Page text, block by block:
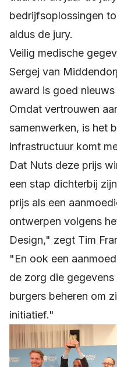
bedrijfsoplossingen
aldus de jury.
Veilig medische
Sergej van
award is goed
Omdat vertrouwen
samenwerken, is het
infrastructuur komt
Dat Nuts deze prijs
een stap dichterbij
prijs als een
ontwerpen volgens
Design," zegt Tim
"En ook een
de zorg die
burgers beheren om
initiatief."